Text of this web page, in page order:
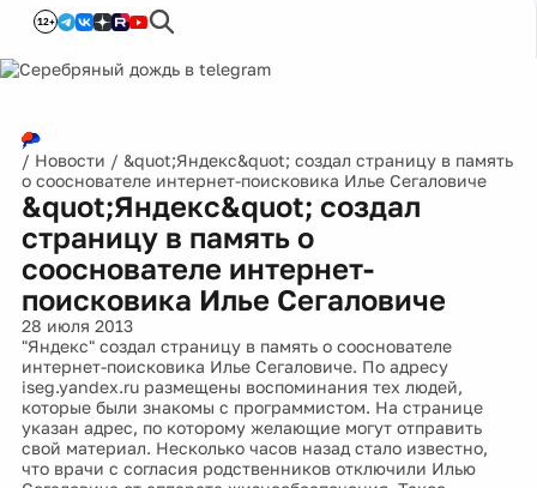
12+
/ Новости / &quot;Яндекс&quot; создал страницу в память
о сооснователе интернет-поисковика Илье Сегаловиче
&quot;Яндекс&quot; создал
страницу в память о
сооснователе интернет-
поисковика Илье Сегаловиче
28 июля 2013
"Яндекс" создал страницу в память о сооснователе
интернет-поисковика Илье Сегаловиче. По адресу
iseg.yandex.ru размещены воспоминания тех людей,
которые были знакомы с программистом. На странице
указан адрес, по которому желающие могут отправить
свой материал. Несколько часов назад стало известно,
что врачи с согласия родственников отключили Илью